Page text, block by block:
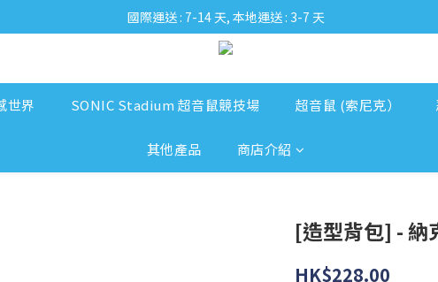
國際運送 : 7-14 天, 本地運送 : 3-7 天
世界 SONIC Stadium 超音鼠競技場 超音鼠 (索尼克）
其他產品 商店介紹
[造型背包] - 納
HK$228.00